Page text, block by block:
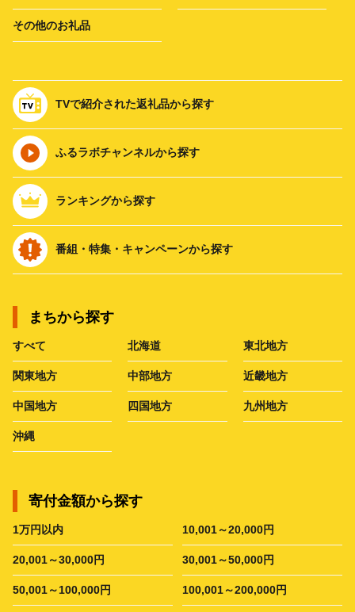
その他のお礼品
TVで紹介された返礼品から探す
ふるラボチャンネルから探す
ランキングから探す
番組・特集・キャンペーンから探す
まちから探す
すべて 北海道 東北地方
関東地方 中部地方 近畿地方
中国地方 四国地方 九州地方
沖縄
寄付金額から探す
1万円以内 10,001～20,000円
20,001～30,000円 30,001～50,000円
50,001～100,000円 100,001～200,000円